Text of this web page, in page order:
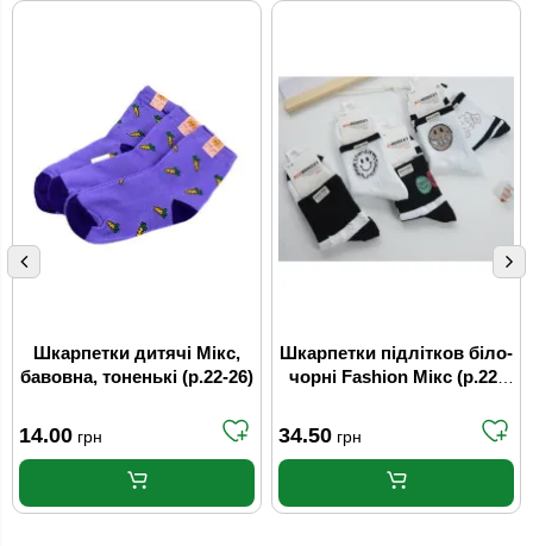
Шкарпетки дитячі Мікс,
бавовна, тоненькі (р.22-26)
14.00 грн
Шкарпетки підлітков білo-
чорні Fashion Мікс (р.22-
34.50 грн